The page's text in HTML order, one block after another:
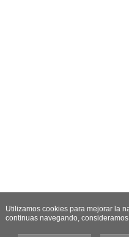
Utilizamos cookies para mejorar la
continuas navegando,